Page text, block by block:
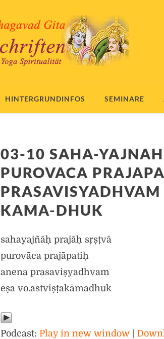
HINTERGRUNDINFOS SEMINARE
03-10 SAHA-
PUROVACA
PRASAVISYADHVAM
KAMA-DHUK
sahayajñāḥ prajāḥ sṛṣṭvā
purovāca prajāpatiḥ
anena prasaviṣyadhvam
eṣa vo.astviṣṭakāmadhuk
Podcast:Play in new window |